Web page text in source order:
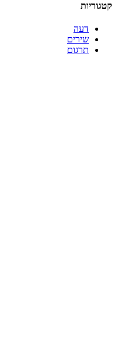
קטגוריות
דעה
שירים
תרגום